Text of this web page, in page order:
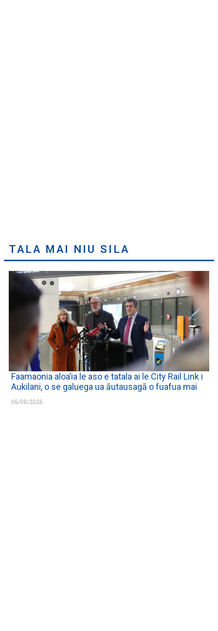
TALA MAI NIU SILA
Faamaonia aloa’ia le aso e tatala ai le City Rail Link i
Aukilani, o se galuega ua āutausagā o fuafua mai
06/08/2026